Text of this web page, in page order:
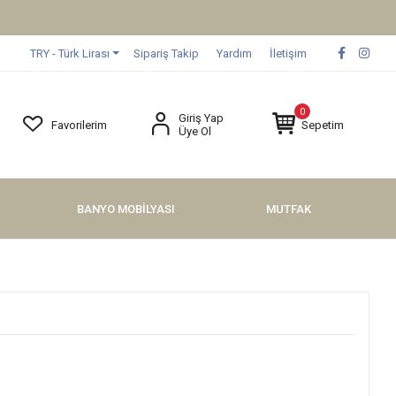
TRY - Türk Lirası Sipariş Takip Yardım İletişim
Favorilerim
Giriş Yap
Üye Ol
0
Sepetim
BANYO MOBİLYASI MUTFAK